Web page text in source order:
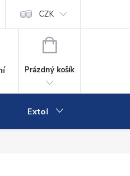
Kontakty
CZK
NÁKUPNÍ
Prázdný košík
Extol